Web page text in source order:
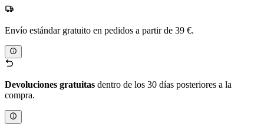
Envío estándar gratuito en pedidos a partir de 39 €.
Devoluciones gratuitas dentro de los 30 días posteriores a la
compra.